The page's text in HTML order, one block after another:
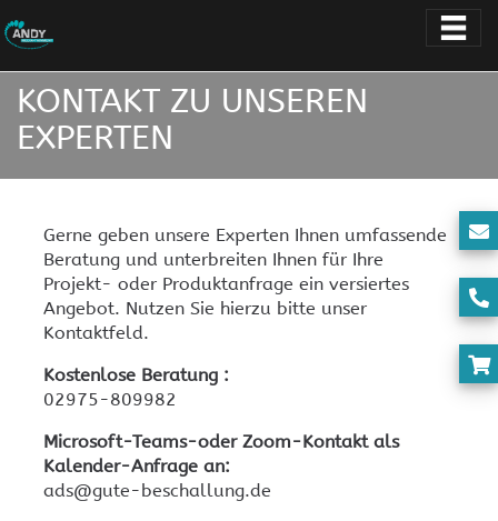
KONTAKT ZU UNSEREN
EXPERTEN
Gerne geben unsere Experten Ihnen umfassende
Beratung und unterbreiten Ihnen für Ihre
Projekt- oder Produktanfrage ein versiertes
Angebot. Nutzen Sie hierzu bitte unser
Kontaktfeld.
Kostenlose Beratung :
02975-809982
Microsoft-Teams-oder Zoom-Kontakt als
Kalender-Anfrage an:
ads@gute-beschallung.de